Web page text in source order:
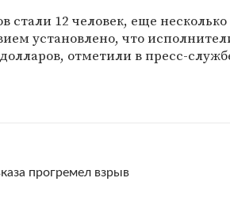
стали 12 человек, еще
установлено, что
отметили в пресс-
прогремел взрыв